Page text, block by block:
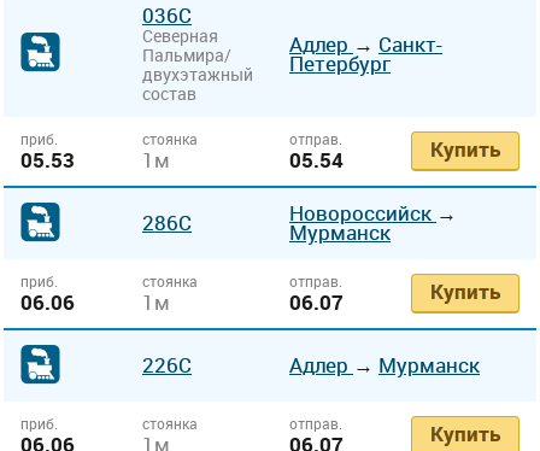
036С
Северная
Пальмира/
двухэтажный
состав
Адлер → Санкт-
Петербург
приб.
05.53
стоянка
1м
отправ.
05.54 Купить
286С Новороссийск →
Мурманск
приб.
06.06
стоянка
1м
отправ.
06.07 Купить
226С Адлер → Мурманск
приб.
06.06
стоянка
1м
отправ.
06.07 Купить